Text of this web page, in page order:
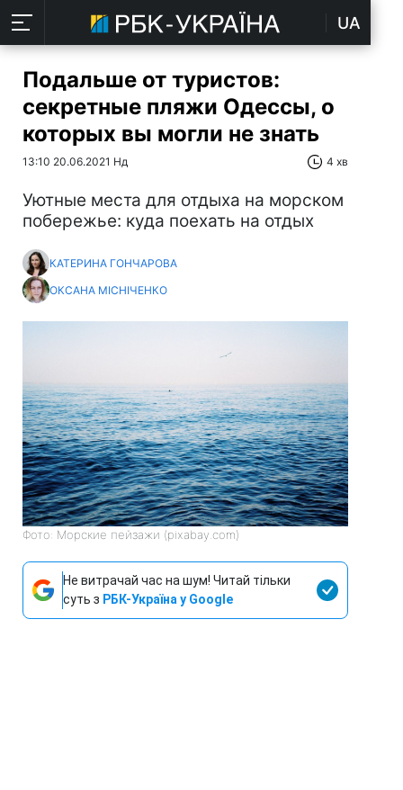
UA
Подальше от туристов:
секретные пляжи Одессы, о
которых вы могли не знать
13:10 20.06.2021 Нд 4 хв
Уютные места для отдыха на морском
побережье: куда поехать на отдых
КАТЕРИНА ГОНЧАРОВА
ОКСАНА МІСНІЧЕНКО
Фото: Морские пейзажи (pixabay.com)
Не витрачай час на шум! Читай тільки
суть з РБК-Україна у Google